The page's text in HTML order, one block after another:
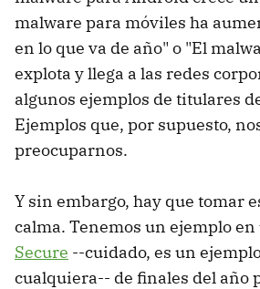
malware para móviles ha
en lo que va de año" o "El
explota y llega a las redes
algunos ejemplos de titulares
Ejemplos que, por supuesto,
preocuparnos.
Y sin embargo, hay que tomar
calma. Tenemos un ejemplo en
Secure --cuidado, es un
cualquiera-- de finales del año